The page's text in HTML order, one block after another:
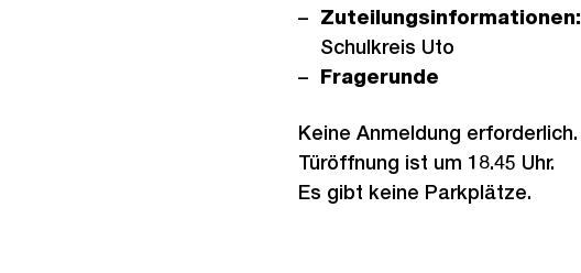
Zuteilungsinformationen:
Schulkreis Uto
Fragerunde
Keine Anmeldung erforderlich.
Türöffnung ist um 18.45 Uhr.
Es gibt keine Parkplätze.